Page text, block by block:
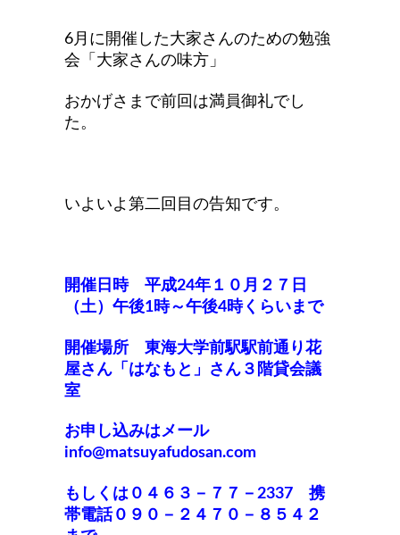
6月に開催した大家さんのための勉強
会「大家さんの味方」
おかげさまで前回は満員御礼でし
た。
いよいよ第二回目の告知です。
開催日時 平成24年１０月２７日
（土）午後1時～午後4時くらいまで
開催場所 東海大学前駅駅前通り花
屋さん「はなもと」さん３階貸会議
室
お申し込みはメール
info@matsuyafudosan.com
もしくは０４６３－７７－2337 携
帯電話０９０－２４７０－８５４２